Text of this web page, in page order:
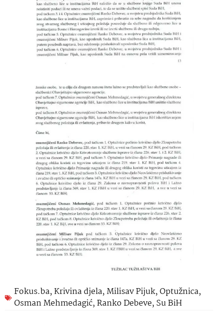
Fokus.ba,Krivina djela,Milisav Pijuk,Optužnica,
Osman Mehmedagić,Ranko Debeve, Su BiH